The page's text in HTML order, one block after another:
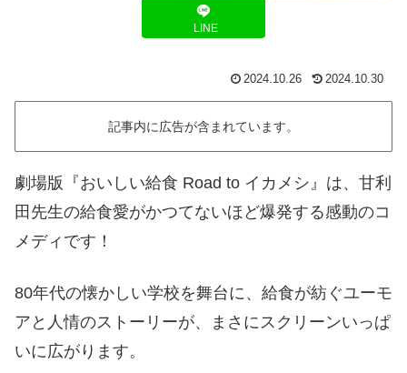
LINE
2024.10.26 2024.10.30
記事内に広告が含まれています。
劇場版『おいしい給食 Road to イカメシ』は、甘利
田先生の給食愛がかつてないほど爆発する感動のコ
メディです！
80年代の懐かしい学校を舞台に、給食が紡ぐユーモ
アと人情のストーリーが、まさにスクリーンいっぱ
いに広がります。